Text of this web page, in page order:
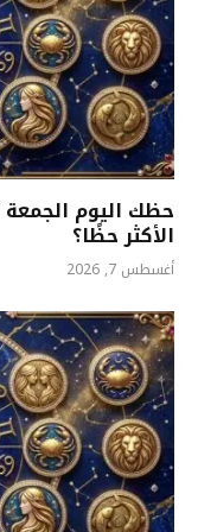
الأكثر حظًا؟
أغسطس 7, 2026